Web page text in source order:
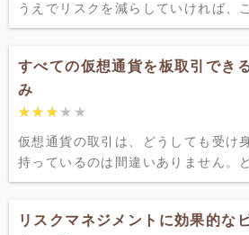
うえでリスクを減らしていければ、
すべての仮想通貨を板取引でき
み
★★★★★
★★★★★
仮想通貨の取引は、どうしても受け
持っているのは間違いありません。
リスクマネジメントに効果的な